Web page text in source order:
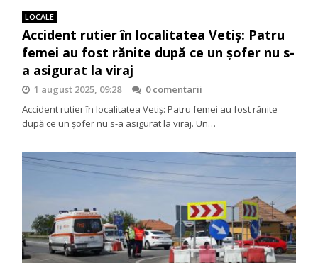
LOCALE
Accident rutier în localitatea Vetiș: Patru
femei au fost rănite după ce un șofer nu s-
a asigurat la viraj
1 august 2025, 09:28
0 comentarii
Accident rutier în localitatea Vetiș: Patru femei au fost rănite
după ce un șofer nu s-a asigurat la viraj. Un…